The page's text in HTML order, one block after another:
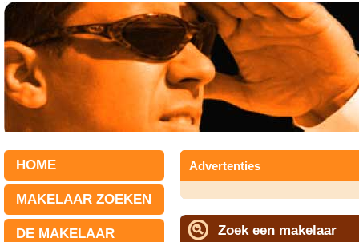
HOME
MAKELAAR ZOEKEN
DE MAKELAAR
Advertenties
Zoek een makelaar